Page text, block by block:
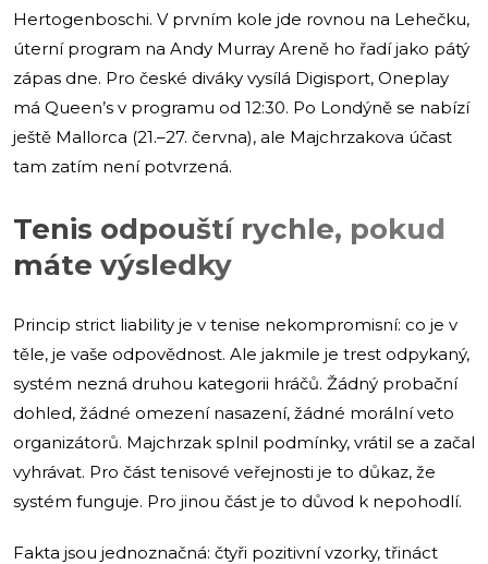
Hertogenboschi. V prvním kole jde rovnou na Lehečku,
úterní program na Andy Murray Areně ho řadí jako pátý
zápas dne. Pro české diváky vysílá Digisport, Oneplay
má Queen’s v programu od 12:30. Po Londýně se nabízí
ještě Mallorca (21.–27. června), ale Majchrzakova účast
tam zatím není potvrzená.
Tenis odpouští rychle, pokud
máte výsledky
Princip strict liability je v tenise nekompromisní: co je v
těle, je vaše odpovědnost. Ale jakmile je trest odpykaný,
systém nezná druhou kategorii hráčů. Žádný probační
dohled, žádné omezení nasazení, žádné morální veto
organizátorů. Majchrzak splnil podmínky, vrátil se a začal
vyhrávat. Pro část tenisové veřejnosti je to důkaz, že
systém funguje. Pro jinou část je to důvod k nepohodlí.
Fakta jsou jednoznačná: čtyři pozitivní vzorky, třináct